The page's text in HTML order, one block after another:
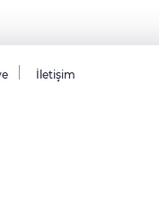
İletişim